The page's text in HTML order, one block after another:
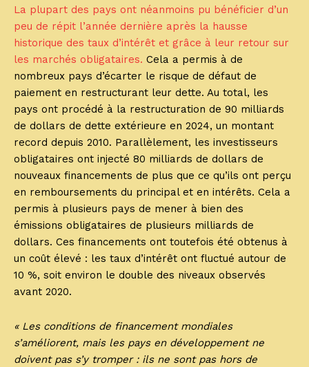
La plupart des pays ont néanmoins pu bénéficier d’un
peu de répit l’année dernière après la hausse
historique des taux d’intérêt et grâce à leur retour sur
les marchés obligataires. Cela a permis à de
nombreux pays d’écarter le risque de défaut de
paiement en restructurant leur dette. Au total, les
pays ont procédé à la restructuration de 90 milliards
de dollars de dette extérieure en 2024, un montant
record depuis 2010. Parallèlement, les investisseurs
obligataires ont injecté 80 milliards de dollars de
nouveaux financements de plus que ce qu’ils ont perçu
en remboursements du principal et en intérêts. Cela a
permis à plusieurs pays de mener à bien des
émissions obligataires de plusieurs milliards de
dollars. Ces financements ont toutefois été obtenus à
un coût élevé : les taux d’intérêt ont fluctué autour de
10 %, soit environ le double des niveaux observés
avant 2020.
« Les conditions de financement mondiales
s’améliorent, mais les pays en développement ne
doivent pas s’y tromper : ils ne sont pas hors de